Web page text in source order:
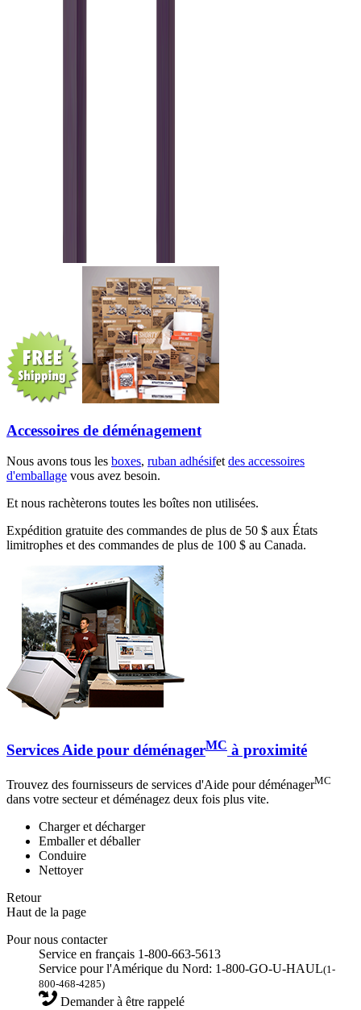
Accessoires de déménagement
Nous avons tous les boxes, ruban adhésifetdes accessoires
d'emballage vous avez besoin.
Et nous rachèterons toutes les boîtes non utilisées.
Expédition gratuite des commandes de plus de 50 $ aux États
limitrophes et des commandes de plus de 100 $ au Canada.
Services Aide pour déménagerMC à proximité
Trouvez des fournisseurs de services d'Aide pour déménagerMC
dans votre secteur et déménagez deux fois plus vite.
Charger et décharger
Emballer et déballer
Conduire
Nettoyer
Retour
Haut de la page
Pour nous contacter
Service en français 1-800-663-5613
Service pour l'Amérique du Nord: 1-800-GO-U-HAUL(1-
800-468-4285)
Demander à être rappelé